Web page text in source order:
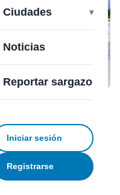
Ciudades
Noticias
Reportar sargazo
Iniciar sesión
Registrarse